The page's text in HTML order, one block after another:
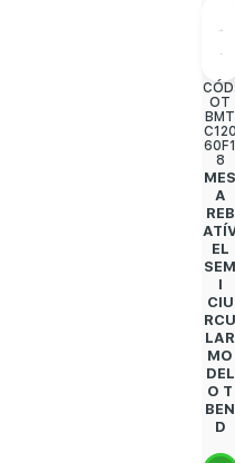
OT
BMT
8
A
REB
EL
I
CIU
LAR
MO
DEL
O T
BEN
D